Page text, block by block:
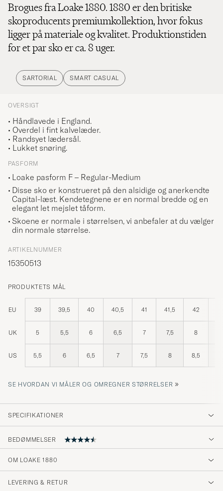
Brogues fra Loake 1880. 1880 er den britiske
skoproducents premiumkollektion, hvor fokus
ligger på materiale og kvalitet. Produktionstiden
for et par sko er ca. 8 uger.
SARTORIAL SMART CASUAL
OVERSIGT
• Håndlavede i England.
• Overdel i fint kalvelæder.
• Randsyet lædersål.
• Lukket snøring.
PASFORM
Loake pasform F – Regular-Medium
Disse sko er konstrueret på den alsidige og anerkendte
Capital-læst. Kendetegnene er en normal bredde og en
elegant let mejslet tåform.
Skoene er normale i størrelsen, vi anbefaler at du vælger
din normale størrelse.
ARTIKELNUMMER
15350513
PRODUKTETS MÅL
EU 39 39,5 40 40,5 41 41,5 42
UK 5 5,5 6 6,5 7 7,5 8
US 5,5 6 6,5 7 7,5 8 8,5
SE HVORDAN VI MÅLER OG OMREGNER STØRRELSER »
SPECIFIKATIONER
BEDØMMELSER
4.7
OM LOAKE 1880
LEVERING & RETUR